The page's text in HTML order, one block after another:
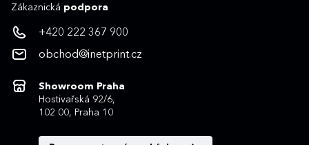
Zákaznická podpora
+420 222 367 900
obchod@inetprint.cz
Showroom Praha
Hostivařská 92/6,
102 00, Praha 10